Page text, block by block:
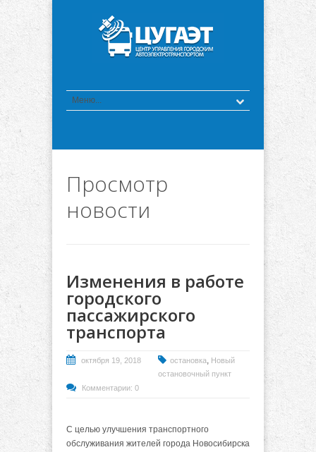
Просмотр
новости
Изменения в работе
городского
пассажирского
транспорта
октября 19, 2018 остановка, Новый
остановочный пункт
Комментарии: 0
С целью улучшения транспортного
обслуживания жителей города Новосибирска